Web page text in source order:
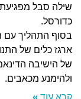
סבל מפגיעת
התהליך עם
כלים של התנועות
הדינאמית,
מכאבים.